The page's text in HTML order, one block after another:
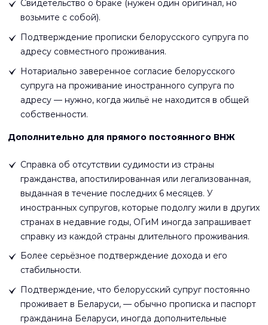
Свидетельство о браке (нужен один оригинал, но
возьмите с собой).
Подтверждение прописки белорусского супруга по
адресу совместного проживания.
Нотариально заверенное согласие белорусского
супруга на проживание иностранного супруга по
адресу — нужно, когда жильё не находится в общей
собственности.
Дополнительно для прямого постоянного ВНЖ
Справка об отсутствии судимости из страны
гражданства, апостилированная или легализованная,
выданная в течение последних 6 месяцев. У
иностранных супругов, которые подолгу жили в других
странах в недавние годы, ОГиМ иногда запрашивает
справку из каждой страны длительного проживания.
Более серьёзное подтверждение дохода и его
стабильности.
Подтверждение, что белорусский супруг постоянно
проживает в Беларуси, — обычно прописка и паспорт
гражданина Беларуси, иногда дополнительные